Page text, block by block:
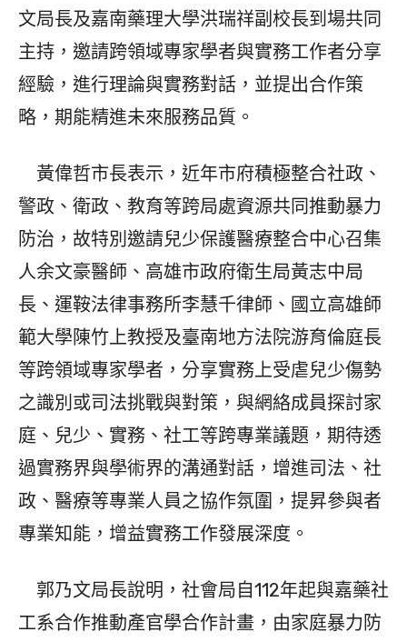
文局長及嘉南藥理大學洪瑞祥副校長到場共同
主持，邀請跨領域專家學者與實務工作者分享
經驗，進行理論與實務對話，並提出合作策
略，期能精進未來服務品質。
黃偉哲市長表示，近年市府積極整合社政、
警政、衛政、教育等跨局處資源共同推動暴力
防治，故特別邀請兒少保護醫療整合中心召集
人余文豪醫師、高雄市政府衛生局黃志中局
長、運鞍法律事務所李慧千律師、國立高雄師
範大學陳竹上教授及臺南地方法院游育倫庭長
等跨領域專家學者，分享實務上受虐兒少傷勢
之識別或司法挑戰與對策，與網絡成員探討家
庭、兒少、實務、社工等跨專業議題，期待透
過實務界與學術界的溝通對話，增進司法、社
政、醫療等專業人員之協作氛圍，提昇參與者
專業知能，增益實務工作發展深度。
郭乃文局長說明，社會局自112年起與嘉藥社
工系合作推動產官學合作計畫，由家庭暴力防